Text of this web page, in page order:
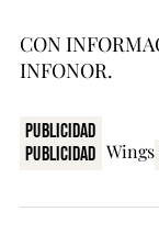
CON
INFONOR.
Publicidad
Publicidad